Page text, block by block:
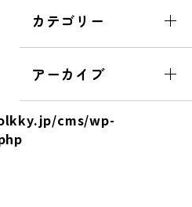
cms/wp-
カテゴリー
アーカイブ